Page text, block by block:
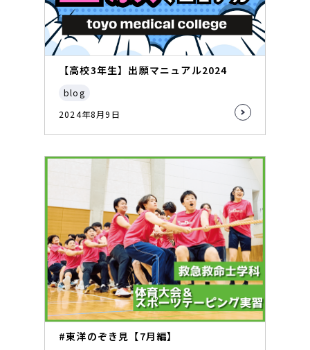
【高校3年生】出願マニュアル2024
blog
2024年8月9日
#東洋のぞき見【7月編】